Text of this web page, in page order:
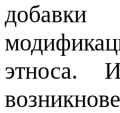
добавки
этноса.